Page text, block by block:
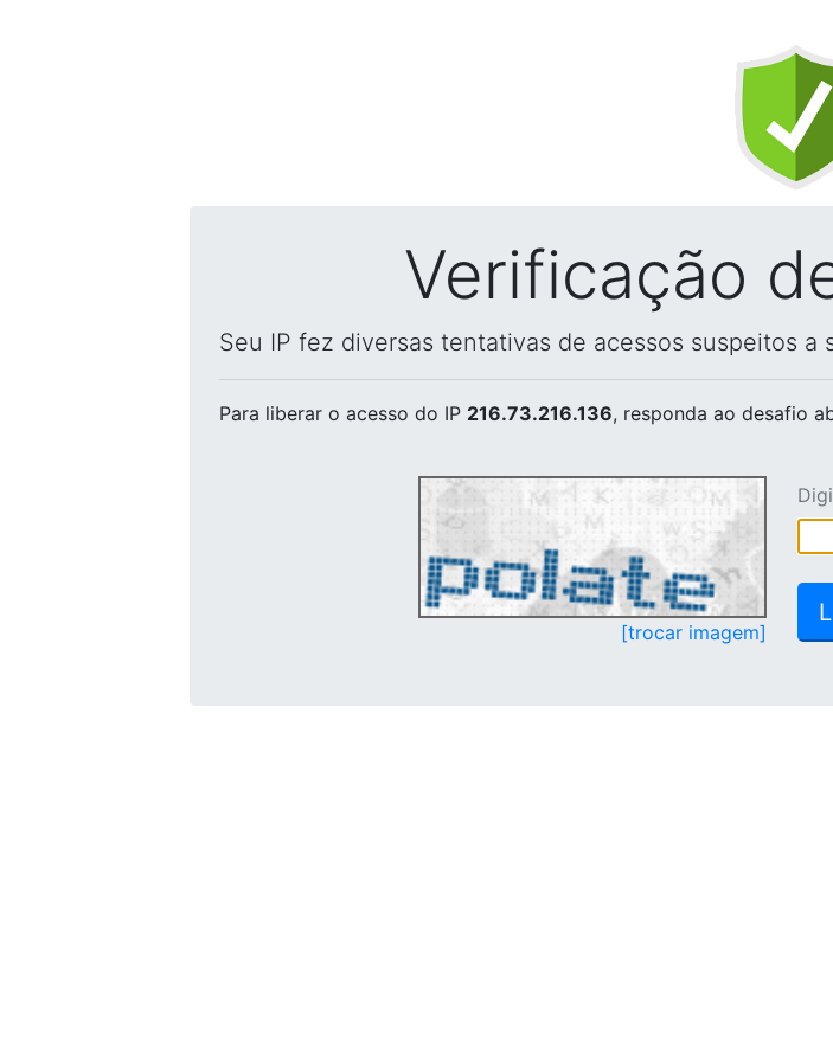
Verificação
Seu IP fez diversas tentativas de acessos suspeitos a
Para liberar o acesso do IP 216.73.216.136, responda ao desafio
[trocar imagem]